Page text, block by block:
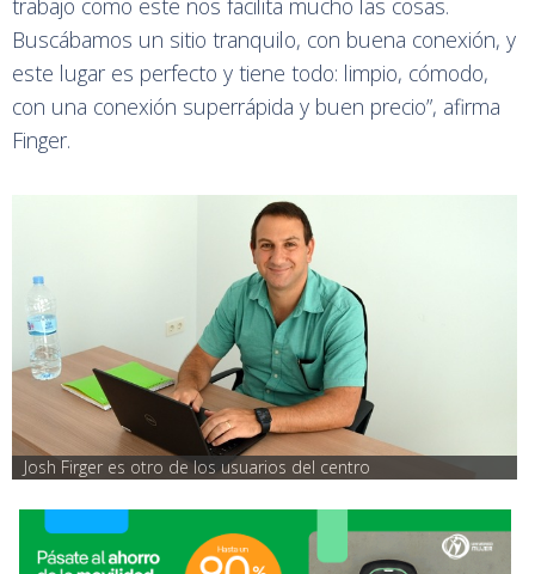
trabajo como este nos facilita mucho las cosas.
Buscábamos un sitio tranquilo, con buena conexión, y
este lugar es perfecto y tiene todo: limpio, cómodo,
con una conexión superrápida y buen precio”, afirma
Finger.
Josh Firger es otro de los usuarios del centro